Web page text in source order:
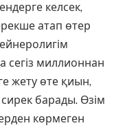
келсек,
атап өтер
сегіз миллионнан
жету өте қиын,
барады. Өзім
көрмеген